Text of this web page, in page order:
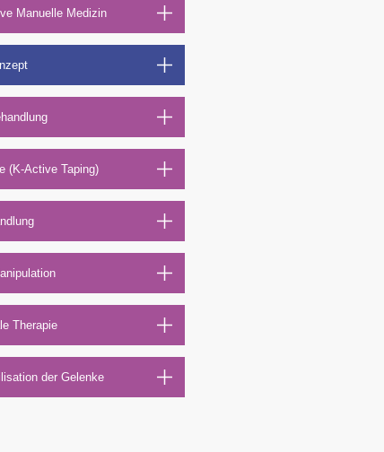
Manuelle Medizin
(K-Active Taping)
Therapie
der Gelenke